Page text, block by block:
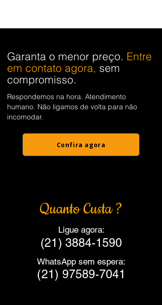
Garanta o menor preço. Entre
em contato agora, sem
compromisso.
Respondemos na hora. Atendimento
humano. Não ligamos de volta para não
incomodar.
Confira agora
Quanto Custa ?
Ligue agora:
(21)3884-1590
WhatsApp sem espera:
(21) 97589-7041